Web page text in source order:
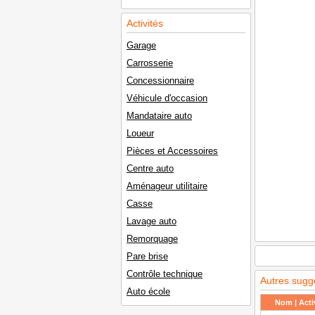
Activités
Garage
Carrosserie
Concessionnaire
Véhicule d'occasion
Mandataire auto
Loueur
Pièces et Accessoires
Centre auto
Aménageur utilitaire
Casse
Lavage auto
Remorquage
Pare brise
Contrôle technique
Auto école
Autres
Nom |